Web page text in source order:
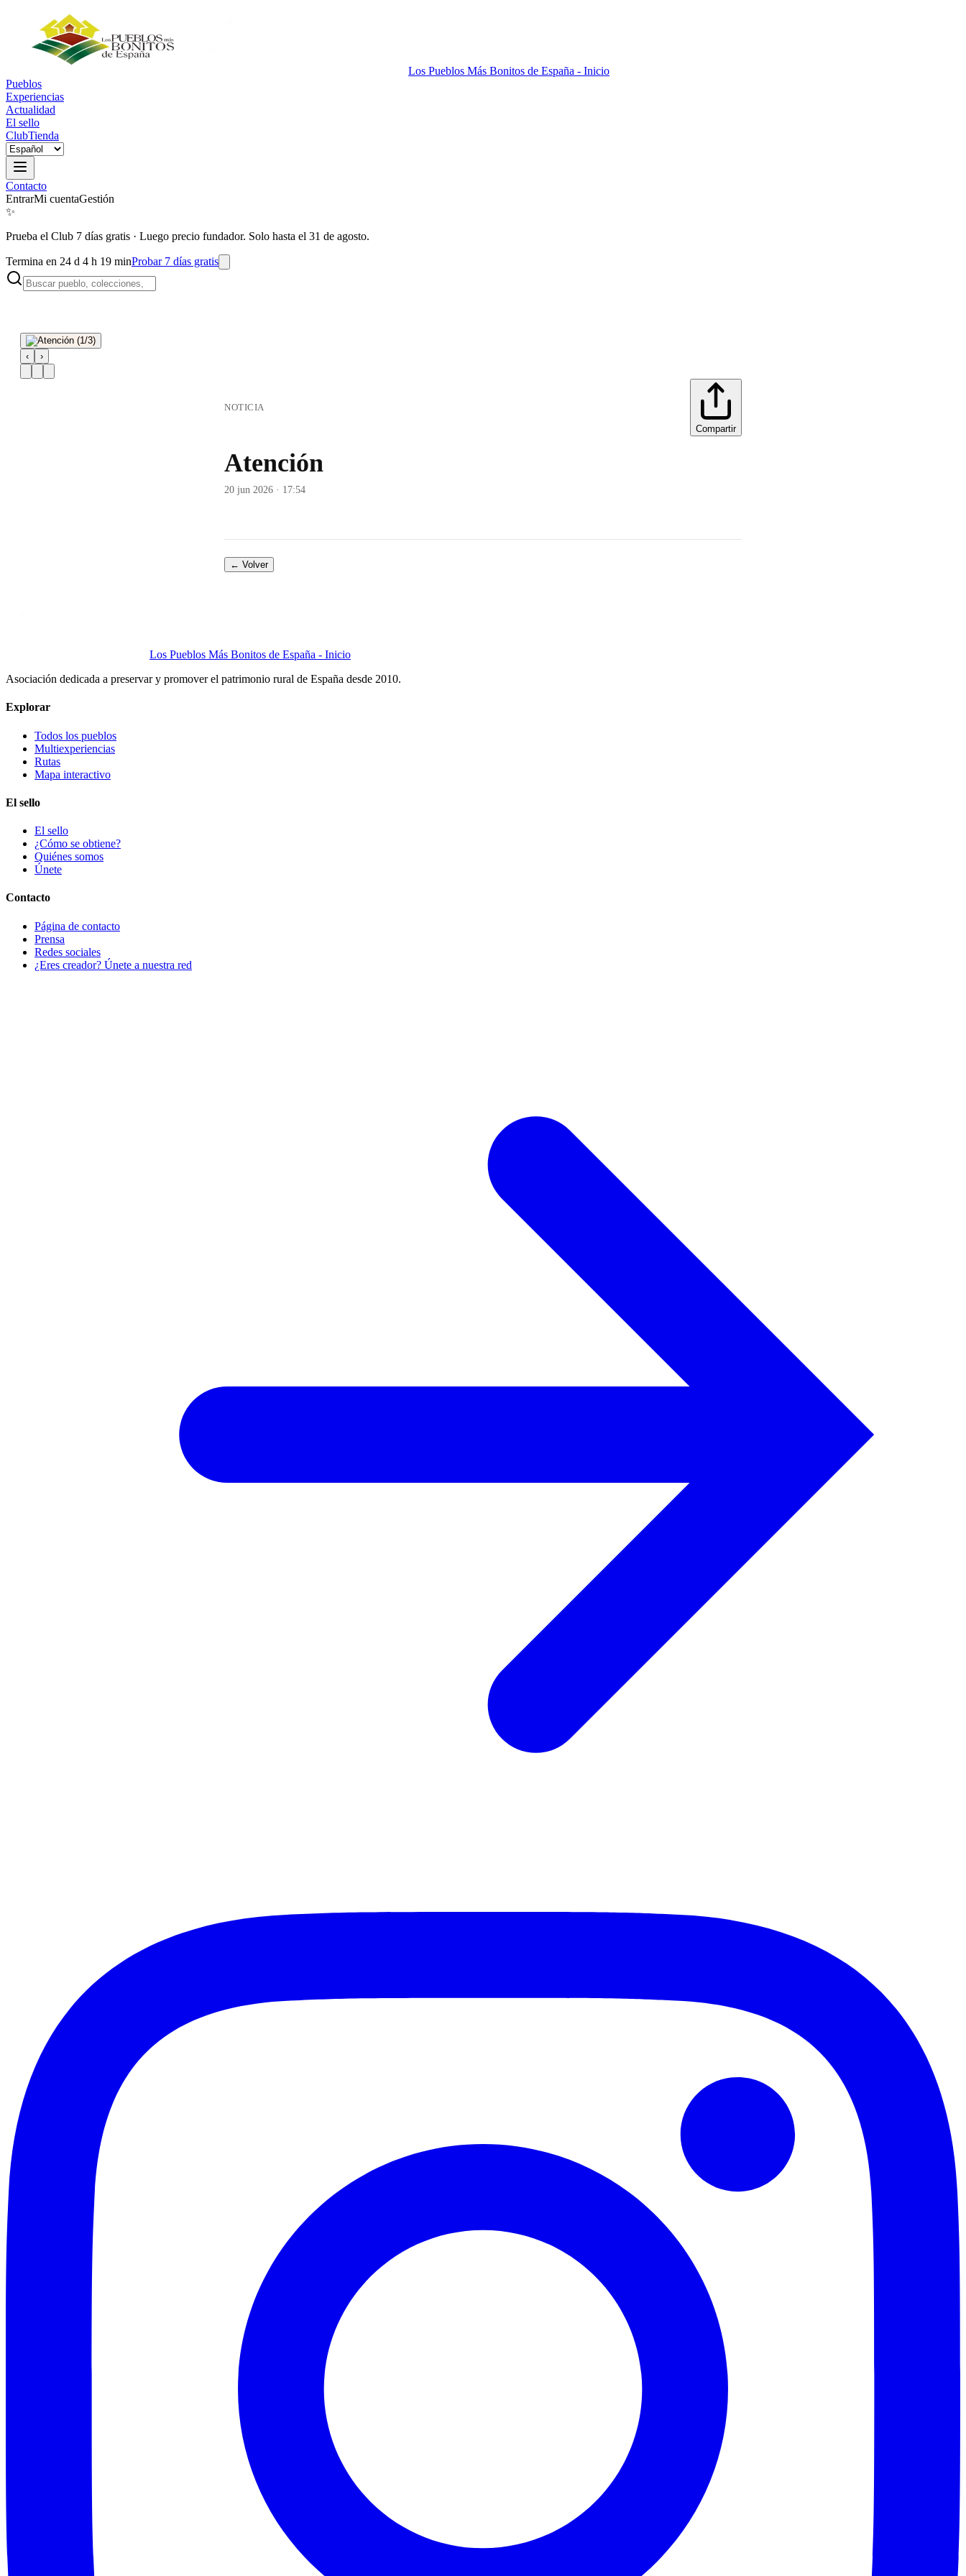
Los Pueblos Más Bonitos de España - Inicio
Pueblos
Experiencias
Actualidad
El sello
ClubTienda
Contacto
EntrarMi cuentaGestión
✨
Prueba el Club 7 días gratis · Luego precio fundador. Solo hasta el 31 de agosto.
Termina en 24 d 4 h 19 minProbar 7 días gratis
‹ ›
NOTICIA
Compartir
Atención
20 jun 2026 · 17:54
← Volver
Los Pueblos Más Bonitos de España - Inicio
Asociación dedicada a preservar y promover el patrimonio rural de España desde 2010.
Explorar
Todos los pueblos
Multiexperiencias
Rutas
Mapa interactivo
El sello
El sello
¿Cómo se obtiene?
Quiénes somos
Únete
Contacto
Página de contacto
Prensa
Redes sociales
¿Eres creador? Únete a nuestra red